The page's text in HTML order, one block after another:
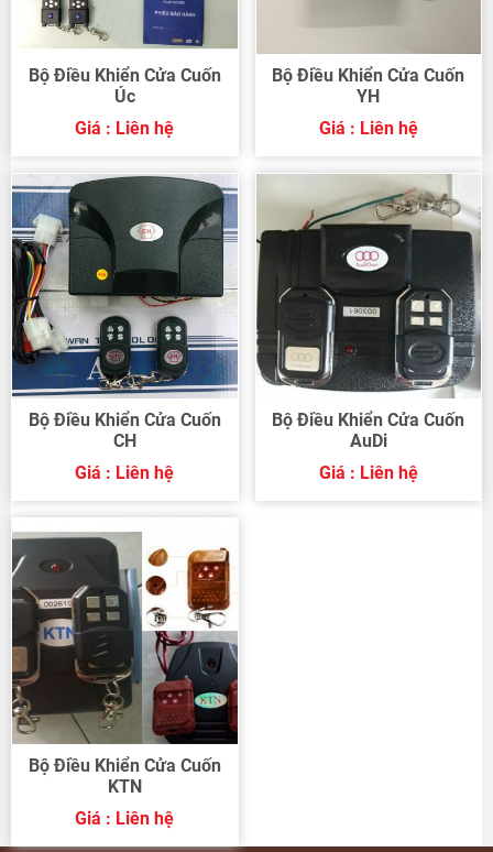
Bộ Điều Khiển Cửa Cuốn
Úc
Giá : Liên hệ
Bộ Điều Khiển Cửa Cuốn
YH
Giá : Liên hệ
Bộ Điều Khiển Cửa Cuốn
CH
Giá : Liên hệ
Bộ Điều Khiển Cửa Cuốn
AuDi
Giá : Liên hệ
Bộ Điều Khiển Cửa Cuốn
KTN
Giá : Liên hệ